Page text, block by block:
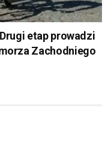
etap prowadzi
Zachodniego